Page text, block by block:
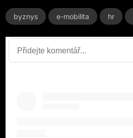
byznys e-mobilita hr